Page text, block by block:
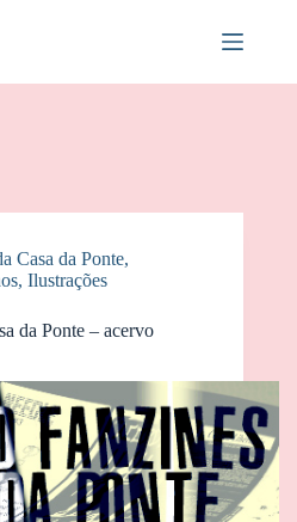
Casa da Ponte,
Ilustrações
da Ponte – acervo